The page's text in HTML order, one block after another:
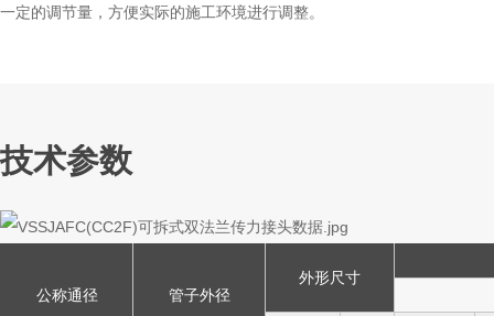
一定的调节量，方便实际的施工环境进行调整。
技术参数
公称通径 管子外径
外形尺寸